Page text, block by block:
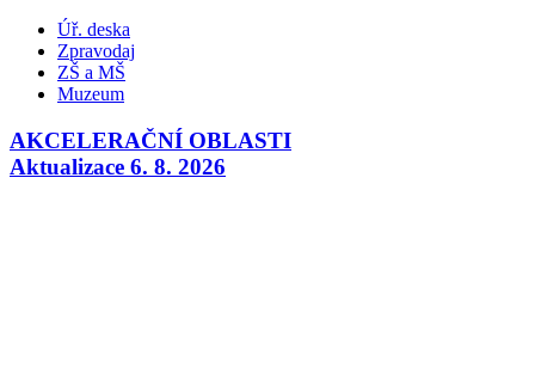
Úř. deska
Zpravodaj
ZŠ a MŠ
Muzeum
AKCELERAČNÍ OBLASTI
Aktualizace 6. 8. 2026